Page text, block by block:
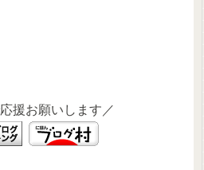
援お願いします／